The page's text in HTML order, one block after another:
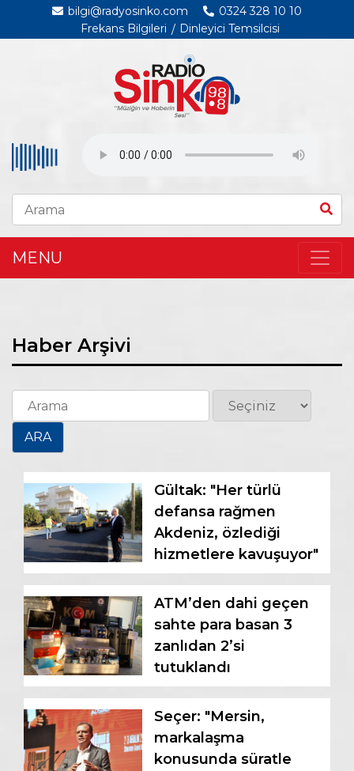
bilgi@radyosinko.com
0324 328 10 10
Frekans Bilgileri
Dinleyici Temsilcisi
MENU
Haber Arşivi
Gültak: "Her türlü
defansa rağmen
Akdeniz, özlediği
hizmetlere kavuşuyor"
ATM’den dahi geçen
sahte para basan 3
zanlıdan 2’si
tutuklandı
Seçer: "Mersin,
markalaşma
konusunda süratle